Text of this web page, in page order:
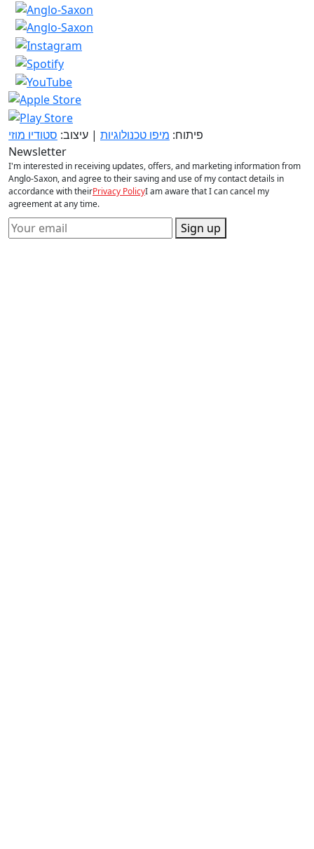
פיתוח: מיפו טכנולוגיות | עיצוב: סטודיו מוזי
Newsletter
I'm interested in receiving updates, offers, and marketing information from
Anglo-Saxon, and agree to their saving and use of my contact details in
accordance with theirPrivacy PolicyI am aware that I can cancel my
agreement at any time.
Sign up